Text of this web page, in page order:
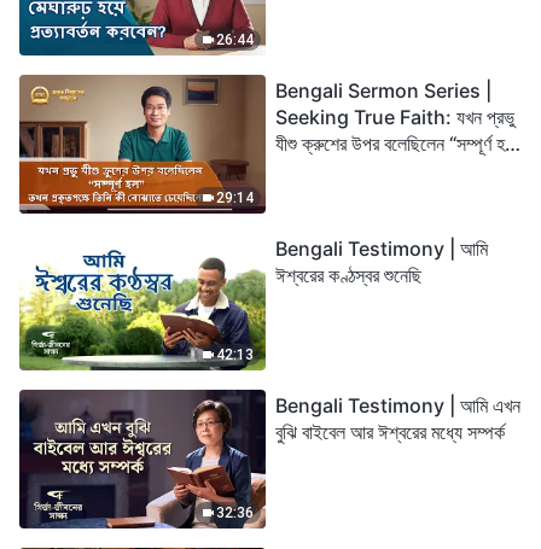
26:44
29:14
Bengali Sermon Series |
Seeking True Faith: যখন প্রভু
যীশু ক্রুশের উপর বলেছিলেন “সম্পূর্ণ হল”
42:13
Bengali Testimony | আমি
ঈশ্বরের কণ্ঠস্বর শুনেছি
32:36
Bengali Testimony | আমি এখন
বুঝি বাইবেল আর ঈশ্বরের মধ্যে সম্পর্ক